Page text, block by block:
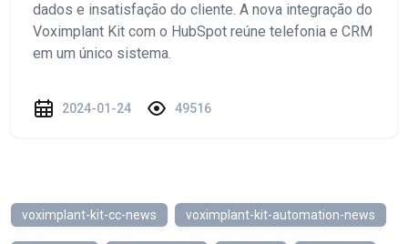
dados e insatisfação do cliente. A nova integração do
Voximplant Kit com o HubSpot reúne telefonia e CRM
em um único sistema.
2024-01-24 49516
voximplant-kit-cc-news voximplant-kit-automation-news